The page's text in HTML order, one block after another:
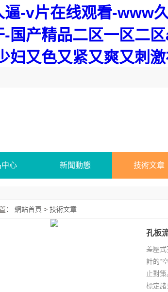
-v片在线观看-www
国产精品二区一区二
妇又色又紧又爽又刺
中心 新聞動態 技術文章
： 網站首頁 > 技術文章
孔板
差壓
計的“
止對
標定諸